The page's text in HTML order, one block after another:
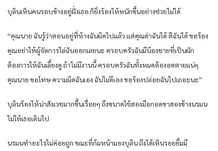
บุลินเห็นคนรอบข้างอยู่ฝั่งเธอ ก็ยิ่งร้องไห้หนักขึ้นอย่างช่วยไม่ได้
“คุณนาย ฉันรู้ว่าตอนอยู่ที่ห้างฉันผิดไปแล้ว แต่คุณด่าฉันได้ ตีฉันได้ ขอร้อง
คุณอย่าให้ผู้จัดการไล่ฉันออกเลยนะ ครอบครัวฉันมีน้องชายที่เป็นผัก
ต้องการให้ฉันเลี้ยงดู ถ้าไม่มีงานนี้ ครอบครัวฉันทั้งหมดต้องอดตายแน่ๆ
คุณนาย ขอโทษ ความผิดฉันเอง ฉันไม่ดีเอง ขอร้องปล่อยฉันไปเถอะนะ”
บุลินร้องไห้น่าสังเวชมากขึ้นเรื่อยๆ ถึงขนาดใช้สองมือกอดขาสองข้างนรมน
ไม่ให้เธอเดินไป
นรมนทำอะไรไม่ค่อยถูก ขณะที่ก้มหน้ามองบุลิน ถึงได้เห็นรอยยิ้มมี